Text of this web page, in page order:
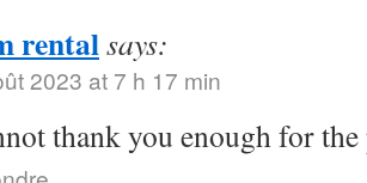
rentalsays:
2023 at 7 h 17 min
thank you enough for